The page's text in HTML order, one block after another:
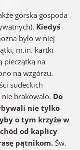
górska gospoda
Kiedyś
było w niej
m.in. kartki
pieczątką na
na wzgórzu.
sudeckich
brakowało. Do
nie tylko
o tym krzyże w
od kaplicy
pątnikom. Św.